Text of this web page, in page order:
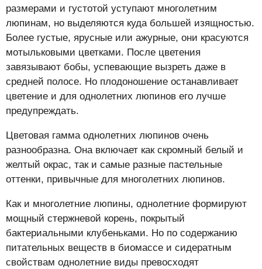
размерами и густотой уступают многолетним
люпинам, но выделяются куда большей изящностью.
Более густые, ярусные или ажурные, они красуются
мотыльковыми цветками. После цветения
завязывают бобы, успевающие вызреть даже в
средней полосе. Но плодоношение останавливает
цветение и для однолетних люпинов его лучше
предупреждать.
Цветовая гамма однолетних люпинов очень
разнообразна. Она включает как скромный белый и
желтый окрас, так и самые разные пастельные
оттенки, привычные для многолетних люпинов.
Как и многолетние люпины, однолетние формируют
мощный стержневой корень, покрытый
бактериальными клубеньками. Но по содержанию
питательных веществ в биомассе и сидератным
свойствам однолетние виды превосходят